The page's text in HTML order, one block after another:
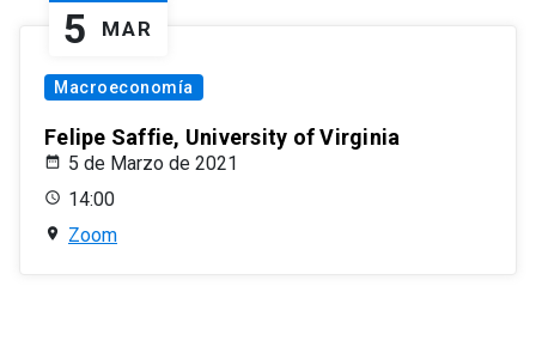
5 MAR
Macroeconomía
Felipe Saffie, University of Virginia
5 de Marzo de 2021
14:00
Zoom